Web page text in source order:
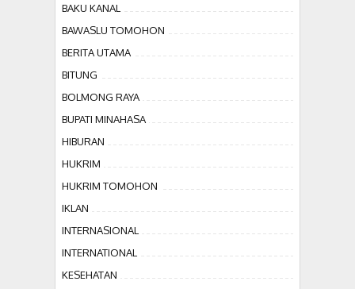
BAKU KANAL
BAWASLU TOMOHON
BERITA UTAMA
BITUNG
BOLMONG RAYA
BUPATI MINAHASA
HIBURAN
HUKRIM
HUKRIM TOMOHON
IKLAN
INTERNASIONAL
INTERNATIONAL
KESEHATAN